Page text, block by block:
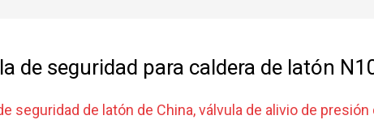
de seguridad para caldera de latón
seguridad de latón de China, válvula de alivio de